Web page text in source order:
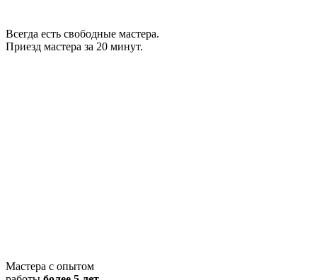
Всегда есть свободные мастера.
Приезд мастера за 20 минут.
Мастера с опытом